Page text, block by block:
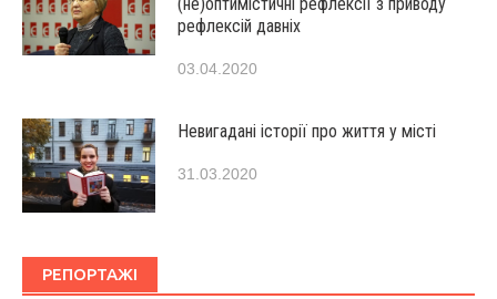
рефлексій давніх
03.04.2020
Невигадані історії про життя у місті
31.03.2020
РЕПОРТАЖІ